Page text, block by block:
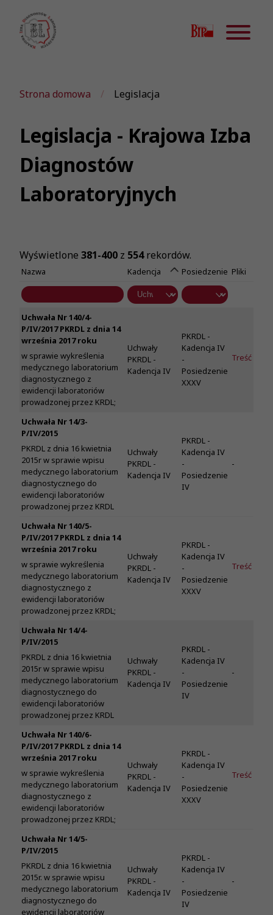
Strona domowa Legislacja
Legislacja - Krajowa Izba
Diagnostów
Laboratoryjnych
Wyświetlone 381-400 z 554rekordów.
Nazwa Kadencja Posiedzenie Pliki
Uchwała Nr 140/4-
P/IV/2017 PKRDL z dnia 14
września 2017 roku
w sprawie wykreślenia
medycznego laboratorium
diagnostycznego z
ewidencji laboratoriów
prowadzonej przez KRDL;
Uchwały
PKRDL -
Kadencja IV
PKRDL -
Kadencja IV
-
Posiedzenie
XXXV
Treść
Uchwała Nr 14/3-
P/IV/2015
PKRDL z dnia 16 kwietnia
2015r w sprawie wpisu
medycznego laboratorium
diagnostycznego do
ewidencji laboratoriów
prowadzonej przez KRDL
Uchwały
PKRDL -
Kadencja IV
PKRDL -
Kadencja IV
-
Posiedzenie
IV
-
Uchwała Nr 140/5-
P/IV/2017 PKRDL z dnia 14
września 2017 roku
w sprawie wykreślenia
medycznego laboratorium
diagnostycznego z
ewidencji laboratoriów
prowadzonej przez KRDL;
Uchwały
PKRDL -
Kadencja IV
PKRDL -
Kadencja IV
-
Posiedzenie
XXXV
Treść
Uchwała Nr 14/4-
P/IV/2015
PKRDL z dnia 16 kwietnia
2015r w sprawie wpisu
medycznego laboratorium
diagnostycznego do
ewidencji laboratoriów
prowadzonej przez KRDL
Uchwały
PKRDL -
Kadencja IV
PKRDL -
Kadencja IV
-
Posiedzenie
IV
-
Uchwała Nr 140/6-
P/IV/2017 PKRDL z dnia 14
września 2017 roku
w sprawie wykreślenia
medycznego laboratorium
diagnostycznego z
ewidencji laboratoriów
prowadzonej przez KRDL;
Uchwały
PKRDL -
Kadencja IV
PKRDL -
Kadencja IV
-
Posiedzenie
XXXV
Treść
Uchwała Nr 14/5-
P/IV/2015
PKRDL z dnia 16 kwietnia
2015r. w sprawie wpisu
medycznego laboratorium
diagnostycznego do
ewidencji laboratoriów
Uchwały
PKRDL -
Kadencja IV
PKRDL -
Kadencja IV
-
Posiedzenie
IV
-